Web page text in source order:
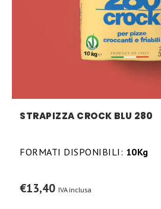
STRAPIZZA CROCK BLU 280
FORMATI DISPONIBILI: 10Kg
€13,40 IVA inclusa